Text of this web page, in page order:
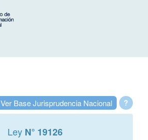
?
Ver Base Jurisprudencia Nacional
Ley N° 19126